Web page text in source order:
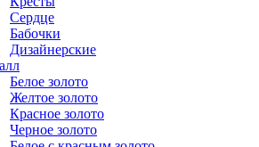
Сердце
Бабочки
Дизайнерские
Белое золото
Желтое золото
Красное золото
Черное золото